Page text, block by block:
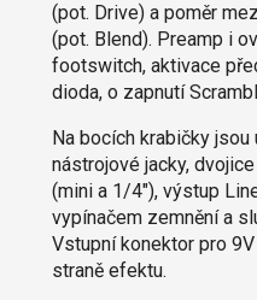
(pot. Drive) a poměr
(pot. Blend). Preamp i
footswitch, aktivace
dioda, o zapnutí
Na bocích krabičky
nástrojové jacky,
(mini a 1/4"), výstup
vypínačem zemnění a
Vstupní konektor pro
straně efektu.